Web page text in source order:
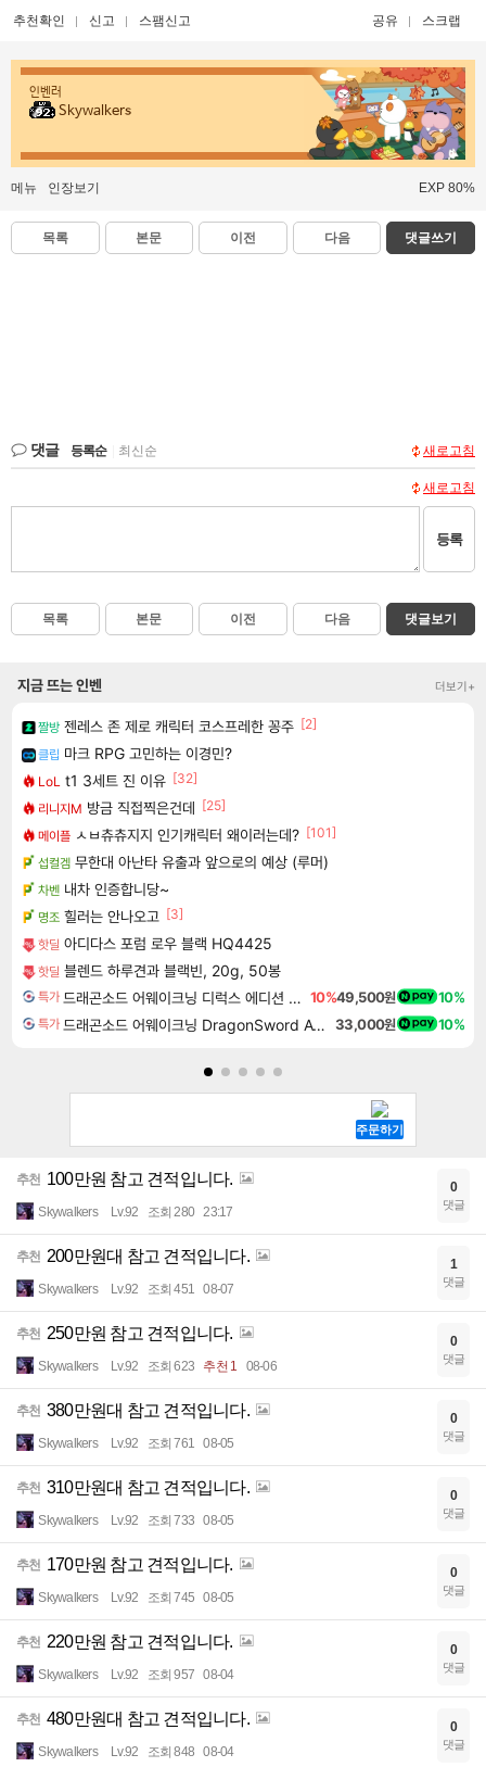
추천확인 신고 스팸신고 공유 스크랩
인벤러
Skywalkers
메뉴 인장보기 EXP 80%
목록 본문 이전 다음 댓글쓰기
댓글 등록순 최신순 새로고침
새로고침
등록
목록 본문 이전 다음 댓글보기
지금 뜨는 인벤 더보기+
짤방 젠레스 존 제로 캐릭터 코스프레한 꽁주 [2]
클립 마크 RPG 고민하는 이경민?
LoL t1 3세트 진 이유 [32]
리니지M 방금 직접찍은건데 [25]
메이플 ㅅㅂ츄츄지지 인기캐릭터 왜이러는데? [101]
섭컬겜 무한대 아난타 유출과 앞으로의 예상 (루머)
차벤 내차 인증합니당~
명조 힐러는 안나오고 [3]
핫딜 아디다스 포럼 로우 블랙 HQ4425
핫딜 블렌드 하루견과 블랙빈, 20g, 50봉
특가 드래곤소드 어웨이크닝 디럭스 에디션 DragonSword Awakening Deluxe Edition 10%49,500원 10%
특가 드래곤소드 어웨이크닝 DragonSword Awakening 33,000원 10%
추천 100만원 참고 견적입니다.
Skywalkers Lv.92 조회 280 23:17
0
댓글
추천 200만원대 참고 견적입니다.
Skywalkers Lv.92 조회 451 08-07
1
댓글
추천 250만원 참고 견적입니다.
Skywalkers Lv.92 조회 623 추천 1 08-06
0
댓글
추천 380만원대 참고 견적입니다.
Skywalkers Lv.92 조회 761 08-05
0
댓글
추천 310만원대 참고 견적입니다.
Skywalkers Lv.92 조회 733 08-05
0
댓글
추천 170만원 참고 견적입니다.
Skywalkers Lv.92 조회 745 08-05
0
댓글
추천 220만원 참고 견적입니다.
Skywalkers Lv.92 조회 957 08-04
0
댓글
추천 480만원대 참고 견적입니다.
Skywalkers Lv.92 조회 848 08-04
0
댓글